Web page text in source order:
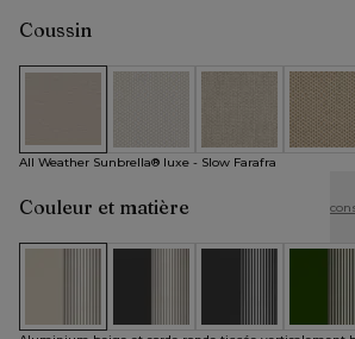
Coussin
All Weather Sunbrella® luxe - Slow
All Weather Cosytica -
All WeatherAll
All Weather Sunbrella® luxe - Slow Farafra
Couleur et matière
Aluminium beige et corde ronde tissée
Aluminium noir et corde
Aluminium noir